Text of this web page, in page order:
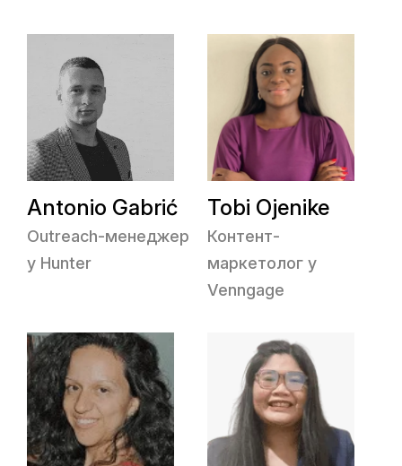
Antonio Gabrić
Outreach-менеджер
у Hunter
Tobi Ojenike
Контент-
маркетолог у
Venngage